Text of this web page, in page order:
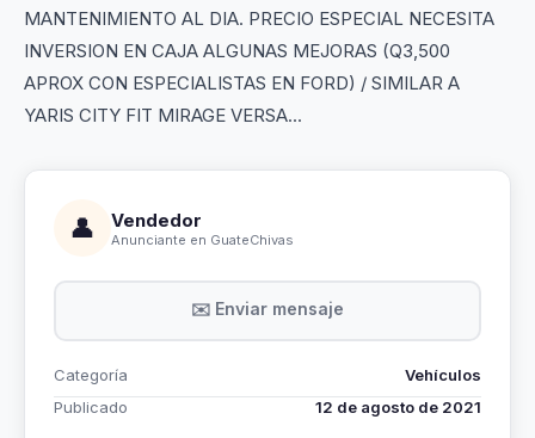
MANTENIMIENTO AL DIA. PRECIO ESPECIAL NECESITA
INVERSION EN CAJA ALGUNAS MEJORAS (Q3,500
APROX CON ESPECIALISTAS EN FORD) / SIMILAR A
YARIS CITY FIT MIRAGE VERSA...
👤 Vendedor
Anunciante en GuateChivas
✉️ Enviar mensaje
Categoría
Vehículos
Publicado
12 de agosto de 2021